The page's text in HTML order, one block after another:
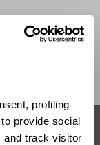
profiling
provide social
and track visitor